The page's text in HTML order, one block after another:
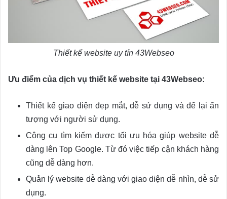
Thiết kế website uy tín 43Webseo
Ưu điểm của dịch vụ thiết kế website tại 43Webseo:
Thiết kế giao diện đẹp mắt, dễ sử dụng và để lại ấn
tượng với người sử dụng.
Công cụ tìm kiếm được tối ưu hóa giúp website dễ
dàng lên Top Google. Từ đó việc tiếp cận khách hàng
cũng dễ dàng hơn.
Quản lý website dễ dàng với giao diện dễ nhìn, dễ sử
dụng.